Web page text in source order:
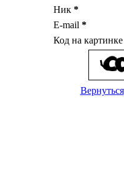
Ник *
E-mail *
Код на
Вернуться